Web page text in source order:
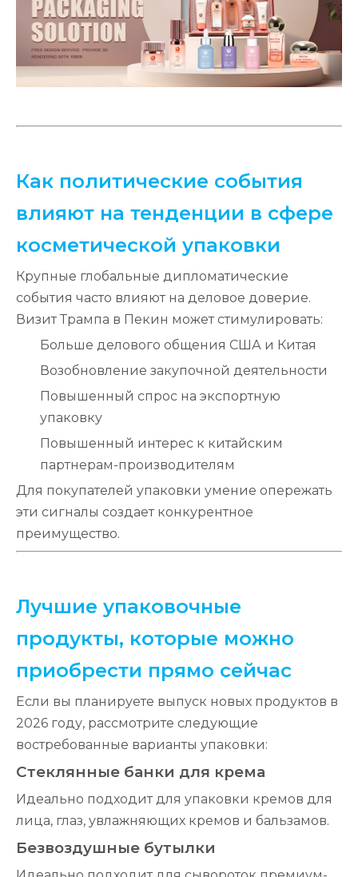
Как политические события
влияют на тенденции в сфере
косметической упаковки
Крупные глобальные дипломатические
события часто влияют на деловое доверие.
Визит Трампа в Пекин может стимулировать:
Больше делового общения США и Китая
Возобновление закупочной деятельности
Повышенный спрос на экспортную
упаковку
Повышенный интерес к китайским
партнерам-производителям
Для покупателей упаковки умение опережать
эти сигналы создает конкурентное
преимущество.
Лучшие упаковочные
продукты, которые можно
приобрести прямо сейчас
Если вы планируете выпуск новых продуктов в
2026 году, рассмотрите следующие
востребованные варианты упаковки:
Стеклянные банки для крема
Идеально подходит для упаковки кремов для
лица, глаз, увлажняющих кремов и бальзамов.
Безвоздушные бутылки